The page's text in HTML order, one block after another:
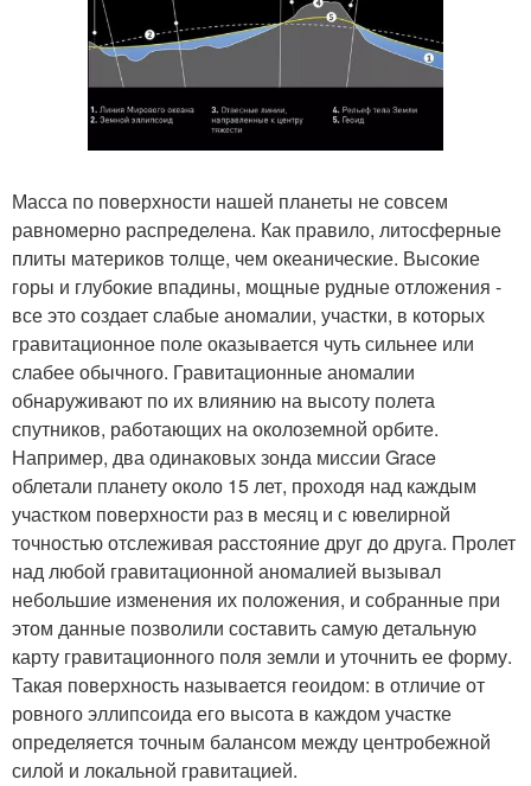
Масса по поверхности нашей планеты не совсем
равномерно распределена. Как правило, литосферные
плиты материков толще, чем океанические. Высокие
горы и глубокие впадины, мощные рудные отложения -
все это создает слабые аномалии, участки, в которых
гравитационное поле оказывается чуть сильнее или
слабее обычного. Гравитационные аномалии
обнаруживают по их влиянию на высоту полета
спутников, работающих на околоземной орбите.
Например, два одинаковых зонда миссии Grace
облетали планету около 15 лет, проходя над каждым
участком поверхности раз в месяц и с ювелирной
точностью отслеживая расстояние друг до друга. Пролет
над любой гравитационной аномалией вызывал
небольшие изменения их положения, и собранные при
этом данные позволили составить самую детальную
карту гравитационного поля земли и уточнить ее форму.
Такая поверхность называется геоидом: в отличие от
ровного эллипсоида его высота в каждом участке
определяется точным балансом между центробежной
силой и локальной гравитацией.